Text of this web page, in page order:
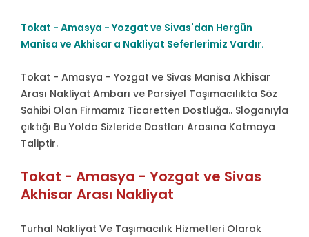
Tokat - Amasya - Yozgat ve Sivas'dan Hergün
Manisa ve Akhisar a Nakliyat Seferlerimiz Vardır.
Tokat - Amasya - Yozgat ve Sivas Manisa Akhisar
Arası Nakliyat Ambarı ve Parsiyel Taşımacılıkta Söz
Sahibi Olan Firmamız Ticaretten Dostluğa.. Sloganıyla
çıktığı Bu Yolda Sizleride Dostları Arasına Katmaya
Taliptir.
Tokat - Amasya - Yozgat ve Sivas
Akhisar Arası Nakliyat
Turhal Nakliyat Ve Taşımacılık Hizmetleri Olarak